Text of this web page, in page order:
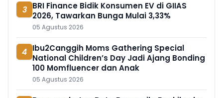
3 BRI Finance Bidik Konsumen EV di GIIAS
2026, Tawarkan Bunga Mulai 3,33%
05 Agustus 2026
4 Ibu2Canggih Moms Gathering Special
National Children’s Day Jadi Ajang Bonding
100 Momfluencer dan Anak
05 Agustus 2026